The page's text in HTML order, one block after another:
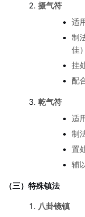
摄气符
适
制
佳
挂
配
乾气符
适
制
置
辅
（三）特殊镇法
八卦镜镇